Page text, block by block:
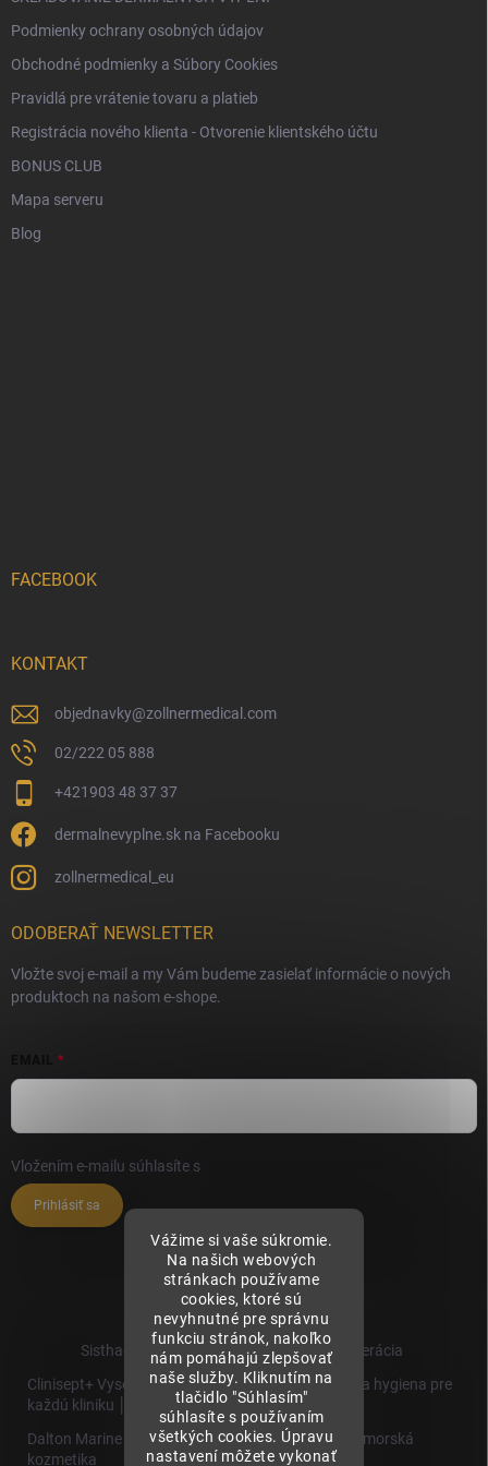
Vážime si vaše súkromie.
Na našich webových
stránkach používame
cookies, ktoré sú
nevyhnutné pre správnu
funkciu stránok, nakoľko
nám pomáhajú zlepšovať
naše služby. Kliknutím na
tlačidlo "Súhlasím"
súhlasíte s používaním
všetkých cookies. Úpravu
nastavení môžete vykonať
Podmienky ochrany osobných údajov
Obchodné podmienky a Súbory Cookies
Pravidlá pre vrátenie tovaru a platieb
Registrácia nového klienta - Otvorenie klientského účtu
BONUS CLUB
Mapa serveru
Blog
FACEBOOK
KONTAKT
objednavky@zollnermedical.com
02/222 05 888
+421903 48 37 37
dermalnevyplne.sk na Facebooku
zollnermedical_eu
ODOBERAŤ NEWSLETTER
Vložte svoj e-mail a my Vám budeme zasielať informácie o nových
produktoch na našom e-shope.
Vložením e-mailu súhlasíte s
Prihlásiť sa
Sisthaema.sk - Skutočná Dermálna Regenerácia
Clinisept+ Vysoko účinné čistenie a antimikrobiálna hygiena pre
každú kliniku │
Dalton Marine Cosmetics - Kvalitná profesionálna morská
kozmetika